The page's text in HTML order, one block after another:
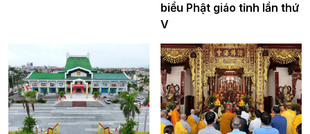
biểu Phật giáo tỉnh lần thứ
V